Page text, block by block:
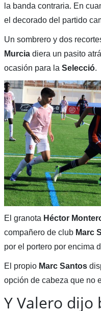
la banda contraria. En
el decorado del partido
Un sombrero y dos
Murciadiera un pasito
ocasión para la Selecció.
El granota Héctor
compañero de club Marc
por el portero por encima
El propio Marc Santos
opción de cabeza que no
Y Valero dijo